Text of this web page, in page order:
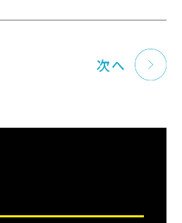
次へ